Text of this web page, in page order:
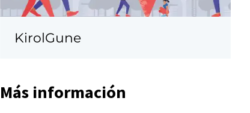
KirolGune
Más información